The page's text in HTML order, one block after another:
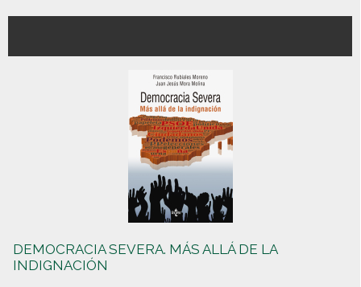
DEMOCRACIA SEVERA. MÁS ALLÁ DE LA
INDIGNACIÓN